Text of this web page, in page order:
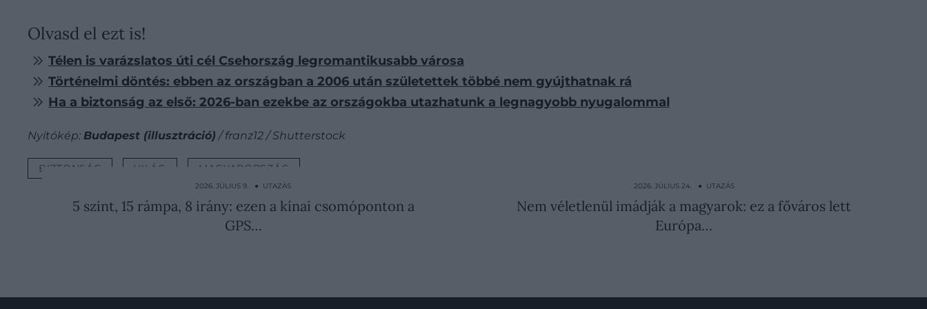
Olvasd el ezt is!
Télen is varázslatos úti cél Csehország legromantikusabb városa
Történelmi döntés: ebben az országban a 2006 után születettek többé nem gyújthatnak rá
Ha a biztonság az első: 2026-ban ezekbe az országokba utazhatunk a legnagyobb nyugalommal
Nyitókép: Budapest (illusztráció) / franz12 / Shutterstock
BIZTONSÁG VILÁG MAGYARORSZÁG
2026. JÚLIUS 9. ● UTAZÁS
5 szint, 15 rámpa, 8 irány: ezen a kínai csomóponton a
GPS…
2026. JÚLIUS 24. ● UTAZÁS
Nem véletlenül imádják a magyarok: ez a főváros lett
Európa…